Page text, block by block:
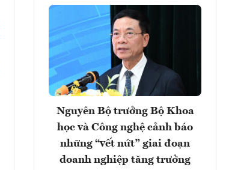
Nguyên Bộ trưởng Bộ Khoa
học và Công nghệ cảnh báo
những “vết nứt” giai đoạn
doanh nghiệp tăng trưởng